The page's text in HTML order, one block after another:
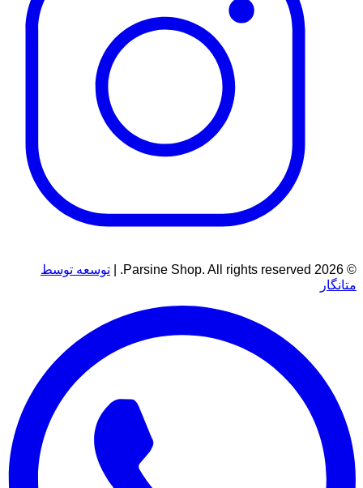
© 2026 Parsine Shop. All rights reserved. |
توسعه توسط
متانگار